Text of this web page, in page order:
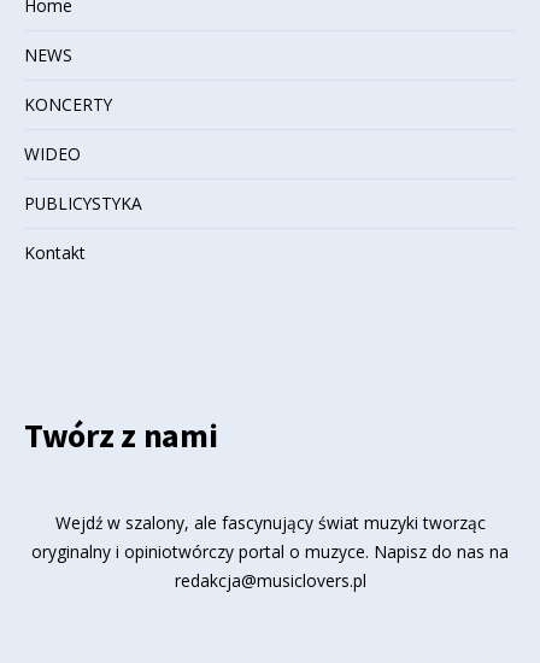
Home
NEWS
KONCERTY
WIDEO
PUBLICYSTYKA
Kontakt
Twórz z nami
Wejdź w szalony, ale fascynujący świat muzyki tworząc
oryginalny i opiniotwórczy portal o muzyce. Napisz do nas na
redakcja@musiclovers.pl